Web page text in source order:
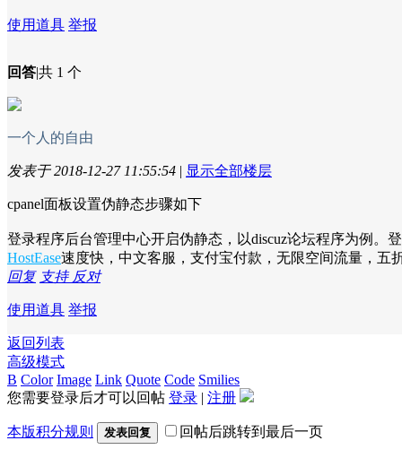
使用道具 举报
回答|共 1 个
一个人的自由
发表于 2018-12-27 11:55:54 | 显示全部楼层
cpanel面板设置伪静态步骤如下
登录程序后台管理中心开启伪静态，以discuz论坛程序为
HostEase速度快，中文客服，支付宝付款，无限空间流量，五
回复 支持 反对
使用道具 举报
返回列表
高级模式
B Color Image Link Quote Code Smilies
您需要登录后才可以回帖 登录 | 注册
本版积分规则 发表回复 回帖后跳转到最后一页